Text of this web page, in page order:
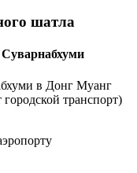
шатла
в Донг Муанг
транспорт)